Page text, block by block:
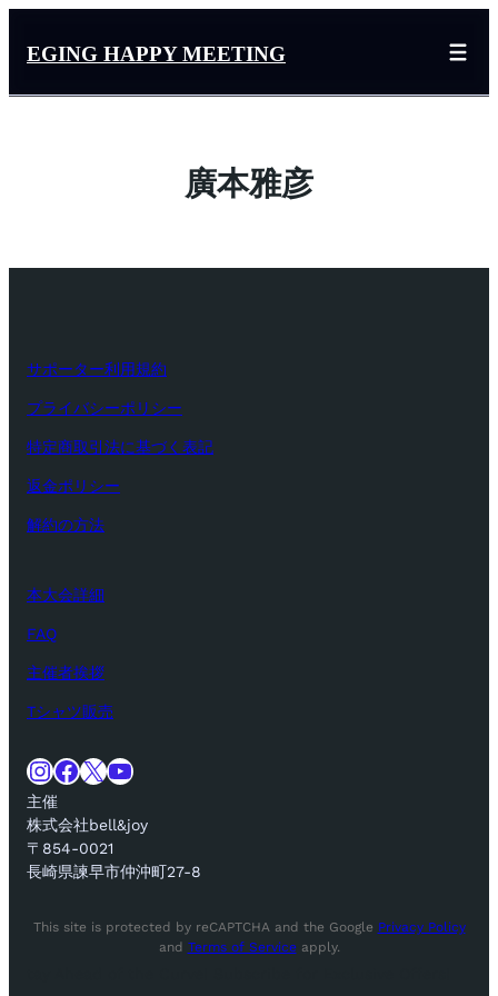
ス
EGING HAPPY MEETING
廣本雅彦
サポーター利用規約
プライバシーポリシー
特定商取引法に基づく表記
返金ポリシー
解約の方法
本大会詳細
FAQ
主催者挨拶
Tシャツ販売
InstagramFacebook X YouTube
主催
株式会社bell&joy
〒854-0021
長崎県諫早市仲沖町27-8
This site is protected by reCAPTCHA and the Google Privacy Policy
and Terms of Serviceapply.